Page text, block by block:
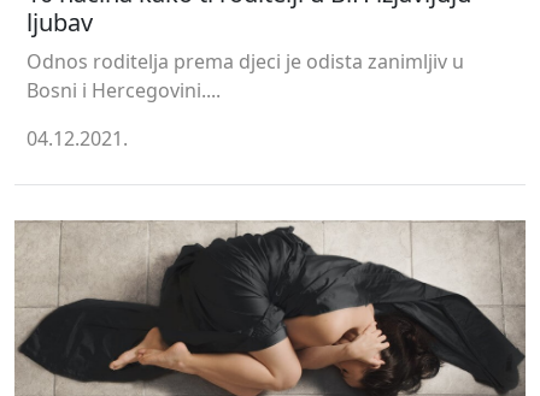
ljubav
Odnos roditelja prema djeci je odista zanimljiv u
Bosni i Hercegovini....
04.12.2021.